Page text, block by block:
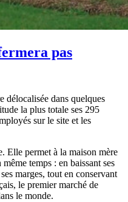
pas
délocalisée dans quelques
la plus totale ses 295
sur le site et les
Elle permet à la maison mère
temps : en baissant ses
marges, tout en conservant
le premier marché de
le monde.